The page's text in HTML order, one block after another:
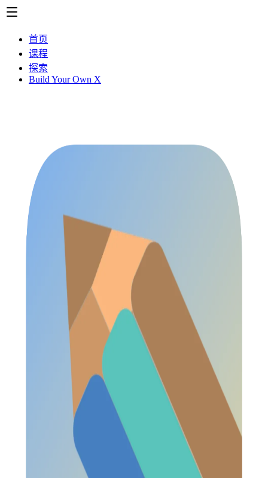
首页
课程
探索
Build Your Own X